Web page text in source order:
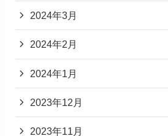
2024年3月
2024年2月
2024年1月
2023年12月
2023年11月